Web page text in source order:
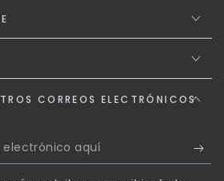
CORREOS ELECTRÓNICOS